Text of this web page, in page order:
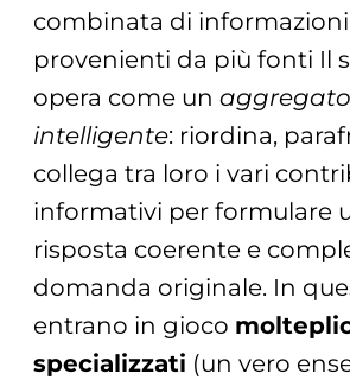
combinata di informazioni
provenienti da più fonti Il
opera come un
intelligente: riordina,
collega tra loro i vari
informativi per formulare
risposta coerente e
domanda originale. In
entrano in gioco
specializzati (un vero